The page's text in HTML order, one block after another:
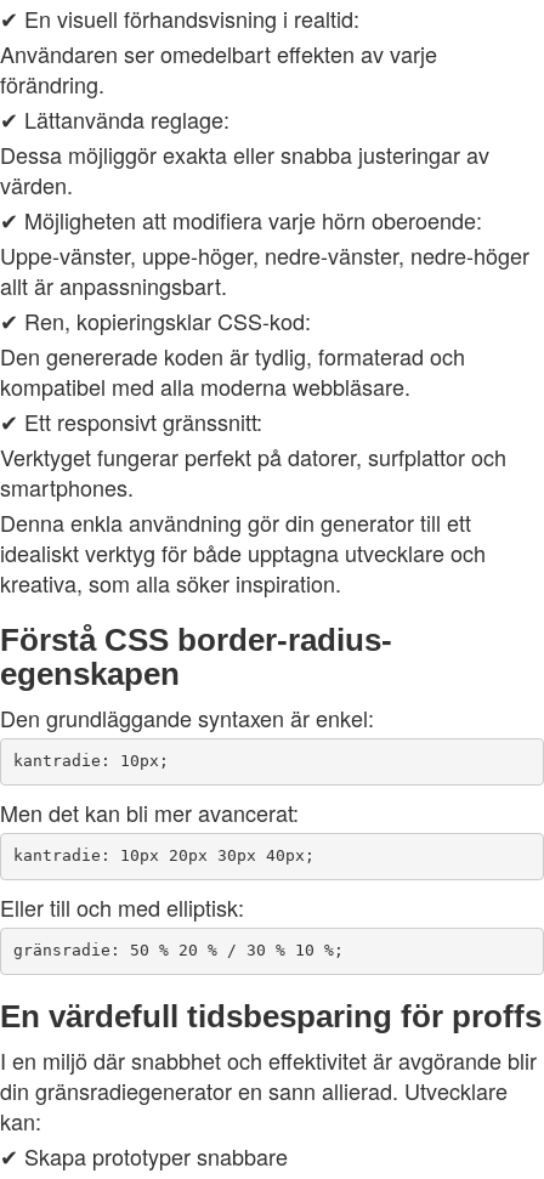
✔ En visuell förhandsvisning i realtid:
Användaren ser omedelbart effekten av varje
förändring.
✔ Lättanvända reglage:
Dessa möjliggör exakta eller snabba justeringar av
värden.
✔ Möjligheten att modifiera varje hörn oberoende:
Uppe-vänster, uppe-höger, nedre-vänster, nedre-höger
allt är anpassningsbart.
✔ Ren, kopieringsklar CSS-kod:
Den genererade koden är tydlig, formaterad och
kompatibel med alla moderna webbläsare.
✔ Ett responsivt gränssnitt:
Verktyget fungerar perfekt på datorer, surfplattor och
smartphones.
Denna enkla användning gör din generator till ett
idealiskt verktyg för både upptagna utvecklare och
kreativa, som alla söker inspiration.
Förstå CSS border-radius-
egenskapen
Den grundläggande syntaxen är enkel:
Men det kan bli mer avancerat:
Eller till och med elliptisk:
En värdefull tidsbesparing för proffs
I en miljö där snabbhet och effektivitet är avgörande blir
din gränsradiegenerator en sann allierad. Utvecklare
kan:
✔ Skapa prototyper snabbare